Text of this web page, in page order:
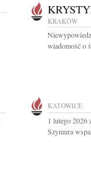
KRAKÓW
wiadomość o
KATOWICE
1 lutego 2026
Szymura